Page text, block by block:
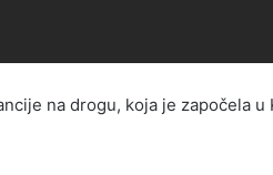
na drogu, koja je započela u